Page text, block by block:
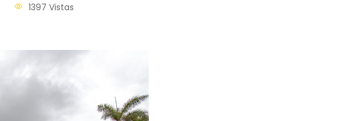
1397 Vistas